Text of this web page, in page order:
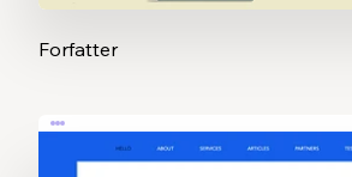
Forfatter